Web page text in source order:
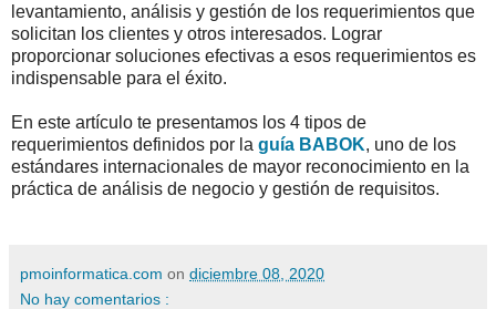
levantamiento, análisis y gestión de los requerimientos que
solicitan los clientes y otros interesados. Lograr
proporcionar soluciones efectivas a esos requerimientos es
indispensable para el éxito.
En este artículo te presentamos los 4 tipos de
requerimientos definidos por la guía BABOK, uno de los
estándares internacionales de mayor reconocimiento en la
práctica de análisis de negocio y gestión de requisitos.
pmoinformatica.com on diciembre 08, 2020
No hay comentarios :